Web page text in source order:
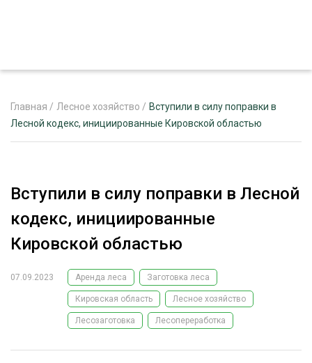
РЕКЛАМОДАТЕЛЯМ
ЛЕСНОЕ ХОЗЯЙСТВО
ЛЕСОЗАГОТОВКА
ОБРАБОТКА ДРЕВЕСИНЫ
ЭКСПЕРТНОЕ МНЕНИЕ
Главная / Лесное хозяйство / Вступили в силу поправки в
Лесной кодекс, инициированные Кировской областью
Вступили в силу поправки в Лесной
кодекс, инициированные
Кировской областью
07.09.2023 Аренда леса Заготовка леса
Кировская область Лесное хозяйство
Лесозаготовка Лесопереработка